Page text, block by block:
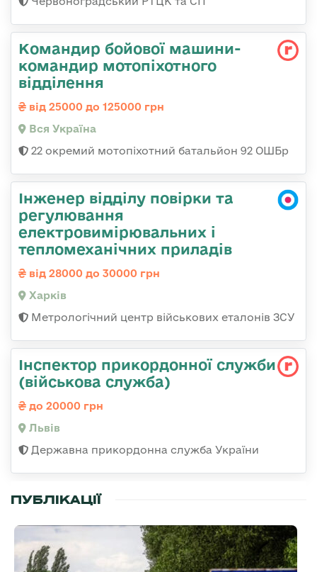
Командир бойової машини-
командир мотопіхотного
відділення
від 25000 до 125000 грн
Вся Україна
22 окремий мотопіхотний батальйон 92 ОШБр
Інженер відділу повірки та
регулювання
електровимірювальних і
тепломеханічних приладів
від 28000 до 30000 грн
Харків
Метрологічний центр військових еталонів ЗСУ
Інспектор прикордонної служби
(військова служба)
до 20000 грн
Львів
Державна прикордонна служба України
ПУБЛІКАЦІЇ